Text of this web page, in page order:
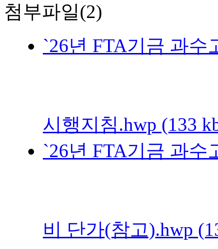
첨부파일(2)
`26년 FTA기금 과
시행지침.hwp (133
`26년 FTA기금 과
비 단가(참고).hwp